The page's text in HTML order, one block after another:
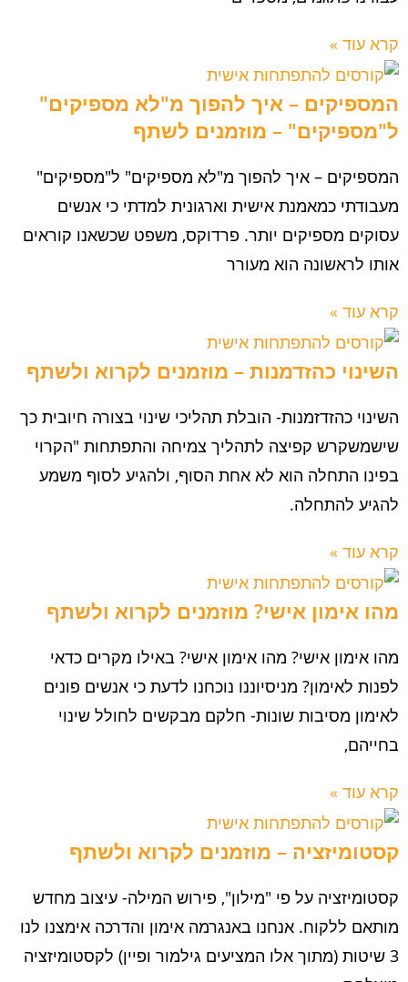
קרא עוד »
המספיקים – איך להפוך מ"לא מספיקים"
ל"מספיקים" – מוזמנים לשתף
המספיקים – איך להפוך מ"לא מספיקים" ל"מספיקים"
מעבודתי כמאמנת אישית וארגונית למדתי כי אנשים
עסוקים מספיקים יותר. פרדוקס, משפט שכשאנו קוראים
אותו לראשונה הוא מעורר
קרא עוד »
השינוי כהזדמנות – מוזמנים לקרוא ולשתף
השינוי כהזדזמנות- הובלת תהליכי שינוי בצורה חיובית כך
שישמשקרש קפיצה לתהליך צמיחה והתפתחות "הקרוי
בפינו התחלה הוא לא אחת הסוף, ולהגיע לסוף משמע
להגיע להתחלה.
קרא עוד »
מהו אימון אישי? מוזמנים לקרוא ולשתף
מהו אימון אישי? מהו אימון אישי? באילו מקרים כדאי
לפנות לאימון? מניסיוננו נוכחנו לדעת כי אנשים פונים
לאימון מסיבות שונות- חלקם מבקשים לחולל שינוי
בחייהם,
קרא עוד »
קסטומיזציה – מוזמנים לקרוא ולשתף
קסטומיזציה על פי "מילון", פירוש המילה- עיצוב מחדש
מותאם ללקוח. אנחנו באנגרמה אימון והדרכה אימצנו לנו
3 שיטות (מתוך אלו המציעים גילמור ופיין) לקסטומיזציה